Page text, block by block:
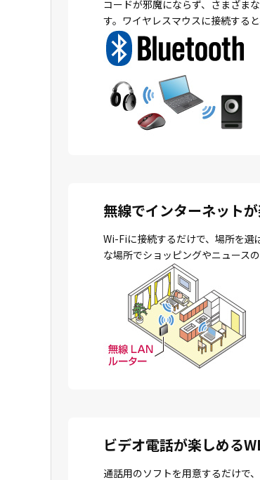
コードが邪魔にならず、さまざま
す。ワイヤレスマウスに接続する
無線でインターネット
Wi-Fiに接続するだけで、場所を選
な場所でショッピングやニュース
ビデオ電話が楽しめる
通話用のソフトを用意するだけで